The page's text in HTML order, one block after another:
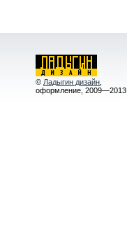
© Ладыгин дизайн
оформление, 2009—2013